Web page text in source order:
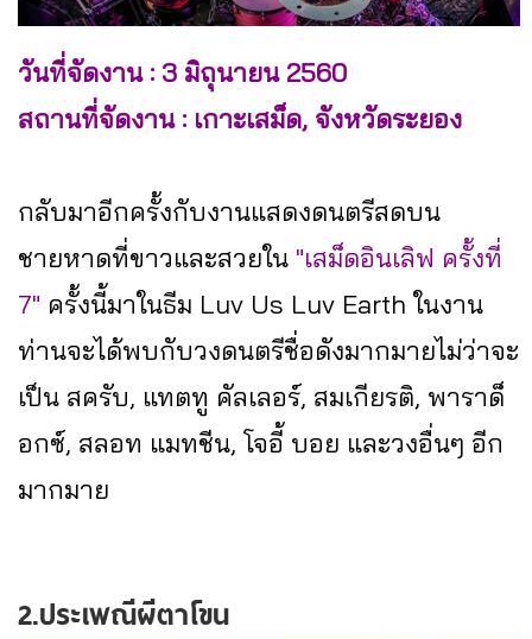
วันที่จัดงาน : 3 มิถุนายน 2560
สถานที่จัดงาน : เกาะเสม็ด, จังหวัดระยอง
กลับมาอีกครั้งกับงานแสดงดนตรีสดบน
ชายหาดที่ขาวและสวยใน "เสม็ดอินเลิฟ ครั้งที่
7" ครั้งนี้มาในธีม Luv Us Luv Earth ในงาน
ท่านจะได้พบกับวงดนตรีชื่อดังมากมายไม่ว่าจะ
เป็น สครับ, แทตทู คัลเลอร์, สมเกียรติ, พาราด็
อกซ์, สลอท แมทชีน, โจอี้ บอย และวงอื่นๆ อีก
มากมาย
2.ประเพณีผีตาโขน